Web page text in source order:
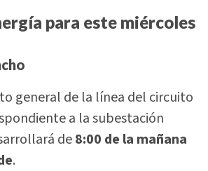
para este miércoles
general de la línea del circuito
a la subestación
de8:00 de la mañana
.